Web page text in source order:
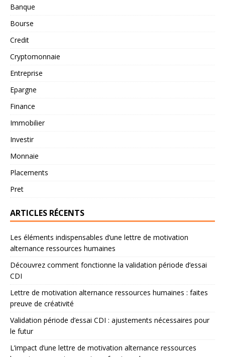
Banque
Bourse
Credit
Cryptomonnaie
Entreprise
Epargne
Finance
Immobilier
Investir
Monnaie
Placements
Pret
ARTICLES RÉCENTS
Les éléments indispensables d’une lettre de motivation
alternance ressources humaines
Découvrez comment fonctionne la validation période d’essai
CDI
Lettre de motivation alternance ressources humaines : faites
preuve de créativité
Validation période d’essai CDI : ajustements nécessaires pour
le futur
L’impact d’une lettre de motivation alternance ressources